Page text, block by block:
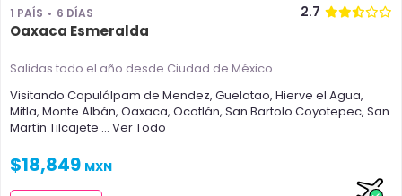
1 PAÍS 6 DÍAS 2.7
Oaxaca Esmeralda
Salidas todo el año desde Ciudad de México
Visitando Capulálpam de Mendez, Guelatao, Hierve el Agua,
Mitla, Monte Albán, Oaxaca, Ocotlán, San Bartolo Coyotepec, San
Martín Tilcajete ... Ver Todo
$18,849 MXN